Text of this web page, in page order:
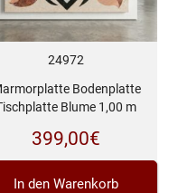
24972
Bodenplatte
Blume 1,00 m
399,00€
In den Warenkorb